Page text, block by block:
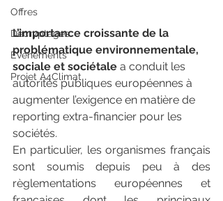
Offres
Décryptages
Événements
Projet A4Climat
L’importance croissante de la
problématique environnementale,
sociale et sociétale a conduit les
autorités publiques européennes à
augmenter l’exigence en matière de
reporting extra-financier pour les
sociétés.
En particulier, les organismes français
sont soumis depuis peu à des
règlementations européennes et